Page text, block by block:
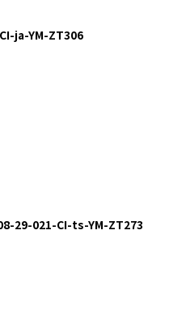
ja-YM-ZT306
29-021-CI-ts-YM-ZT273